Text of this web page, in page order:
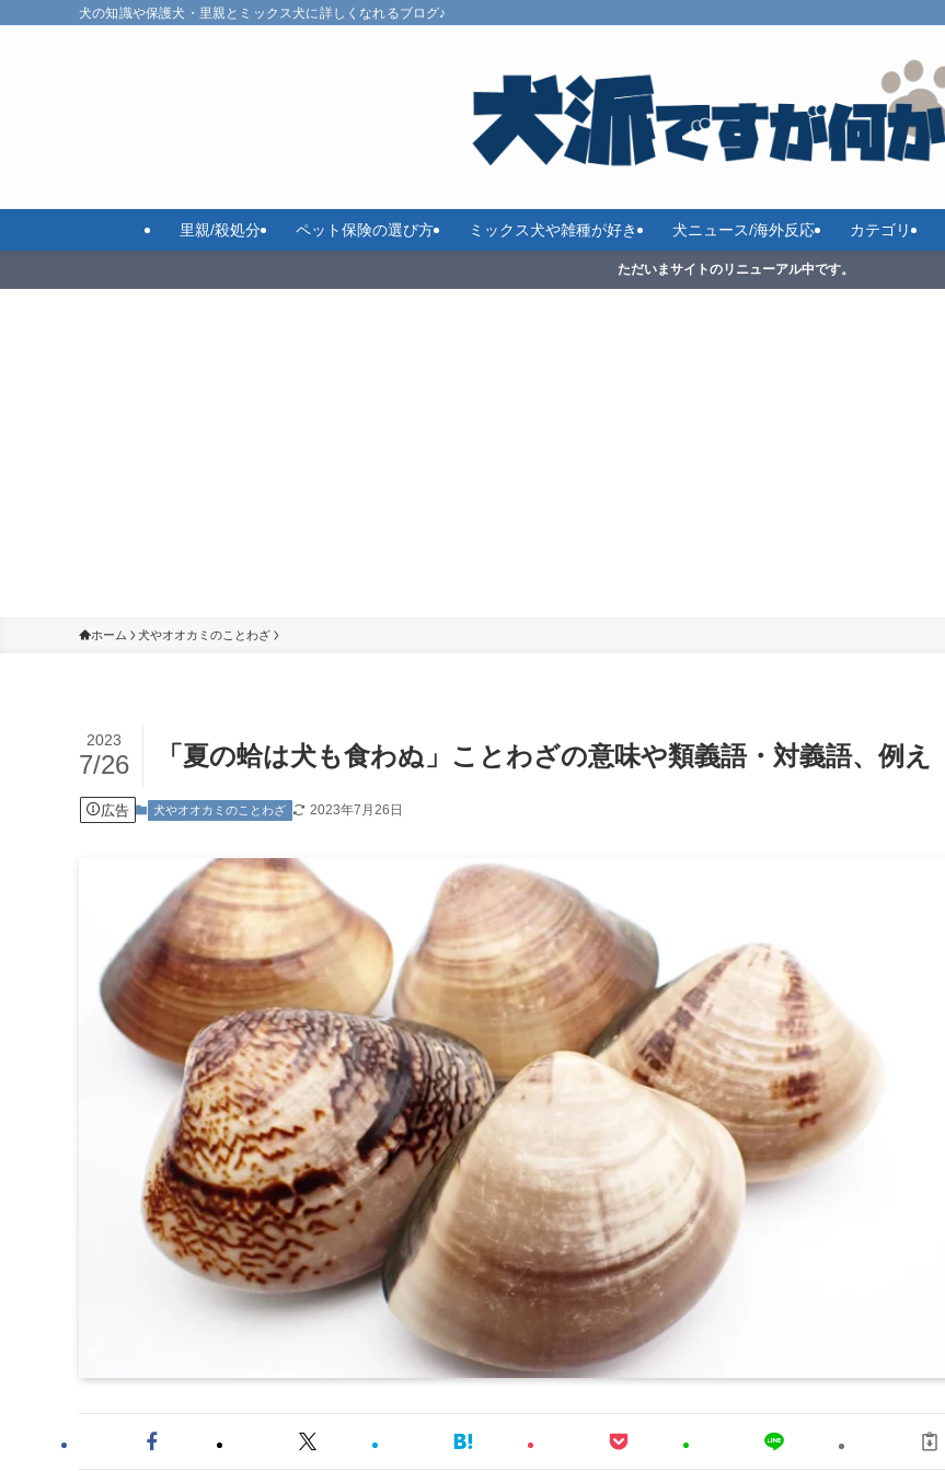
犬の知識や保護犬・里親とミックス犬に詳しくなれるブログ♪
里親/殺処分 ペット保険の選び方 ミックス犬や雑種が好き 犬ニュース/海外反応 カテゴリ
ただいまサイトのリニューアル中です。
ホーム 犬やオオカミのことわざ
「夏の蛤は犬も食わぬ」ことわざの意味や類義語・対義語、例え
2023
7/26
広告 犬やオオカミのことわざ 2023年7月26日